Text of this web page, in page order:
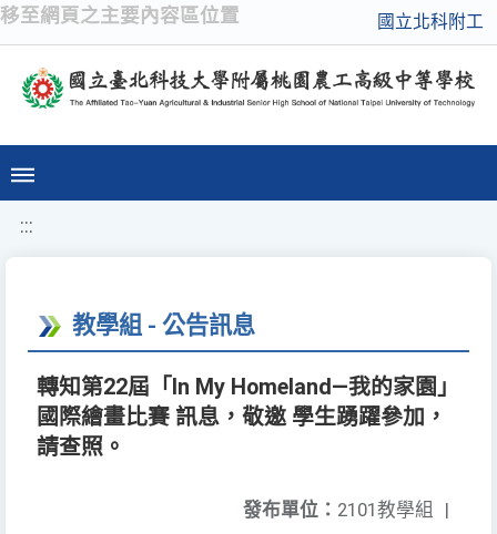
移至網頁之主要內容區位置 國立北科附工
:::
教學組 - 公告訊息
轉知第22屆「In My Homeland—我的家園」
國際繪畫比賽 訊息，敬邀 學生踴躍參加，
請查照。
發布單位： 2101教學組 |